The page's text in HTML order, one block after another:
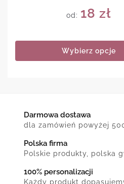
od: 18 zł
Wybierz opcje
Darmowa dostawa
dla zamówień powyżej
Polska firma
Polskie produkty, polska
100% personalizacji
Każdy produkt